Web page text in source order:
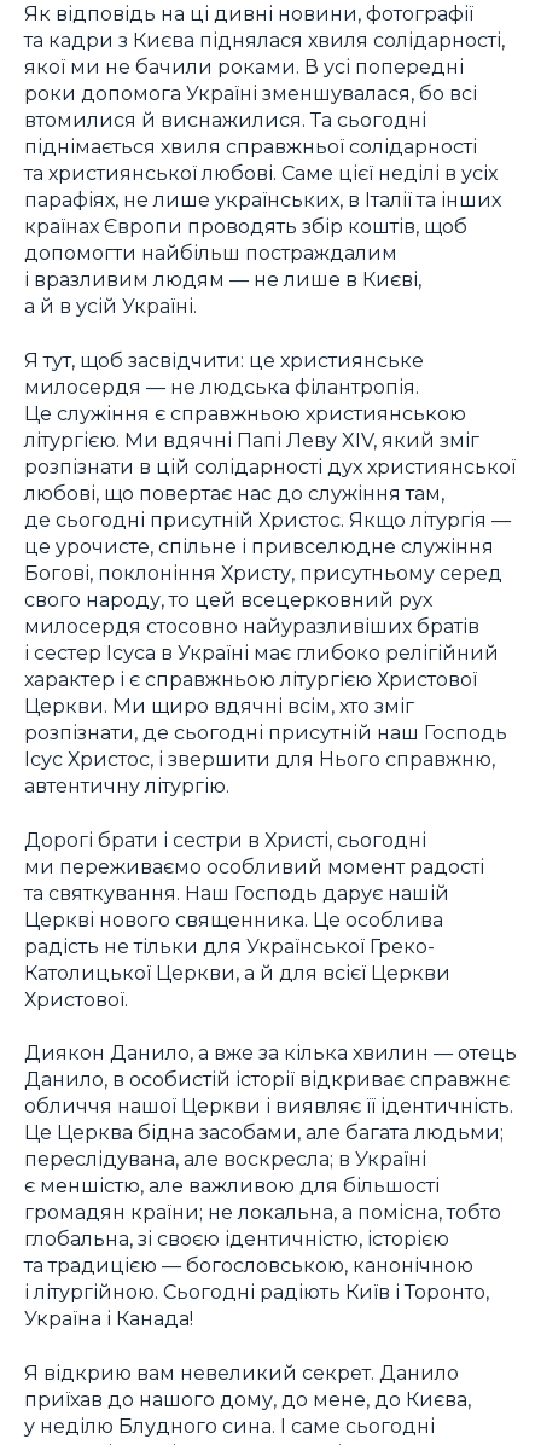
Як відповідь на ці дивні новини, фотографії
та кадри з Києва піднялася хвиля солідарності,
якої ми не бачили роками. В усі попередні
роки допомога Україні зменшувалася, бо всі
втомилися й виснажилися. Та сьогодні
піднімається хвиля справжньої солідарності
та християнської любові. Саме цієї неділі в усіх
парафіях, не лише українських, в Італії та інших
країнах Європи проводять збір коштів, щоб
допомогти найбільш постраждалим
і вразливим людям — не лише в Києві,
а й в усій Україні.
Я тут, щоб засвідчити: це християнське
милосердя — не людська філантропія.
Це служіння є справжньою християнською
літургією. Ми вдячні Папі Леву XIV, який зміг
розпізнати в цій солідарності дух християнської
любові, що повертає нас до служіння там,
де сьогодні присутній Христос. Якщо літургія —
це урочисте, спільне і привселюдне служіння
Богові, поклоніння Христу, присутньому серед
свого народу, то цей всецерковний рух
милосердя стосовно найуразливіших братів
і сестер Ісуса в Україні має глибоко релігійний
характер і є справжньою літургією Христової
Церкви. Ми щиро вдячні всім, хто зміг
розпізнати, де сьогодні присутній наш Господь
Ісус Христос, і звершити для Нього справжню,
автентичну літургію.
Дорогі брати і сестри в Христі, сьогодні
ми переживаємо особливий момент радості
та святкування. Наш Господь дарує нашій
Церкві нового священника. Це особлива
радість не тільки для Української Греко-
Католицької Церкви, а й для всієї Церкви
Христової.
Диякон Данило, а вже за кілька хвилин — отець
Данило, в особистій історії відкриває справжнє
обличчя нашої Церкви і виявляє її ідентичність.
Це Церква бідна засобами, але багата людьми;
переслідувана, але воскресла; в Україні
є меншістю, але важливою для більшості
громадян країни; не локальна, а помісна, тобто
глобальна, зі своєю ідентичністю, історією
та традицією — богословською, канонічною
і літургійною. Сьогодні радіють Київ і Торонто,
Україна і Канада!
Я відкрию вам невеликий секрет. Данило
приїхав до нашого дому, до мене, до Києва,
у неділю Блудного сина. І саме сьогодні